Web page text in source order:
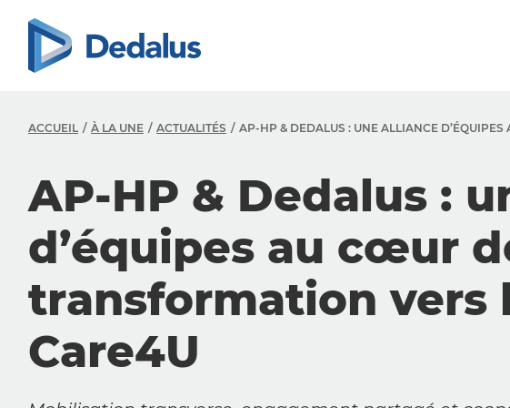
ACCUEIL À LA UNE ACTUALITÉS AP-HP & DEDALUS : UNE ALLIANCE
AP-HP & Dedalus :
d’équipes au cœur
transformation vers
Care4U